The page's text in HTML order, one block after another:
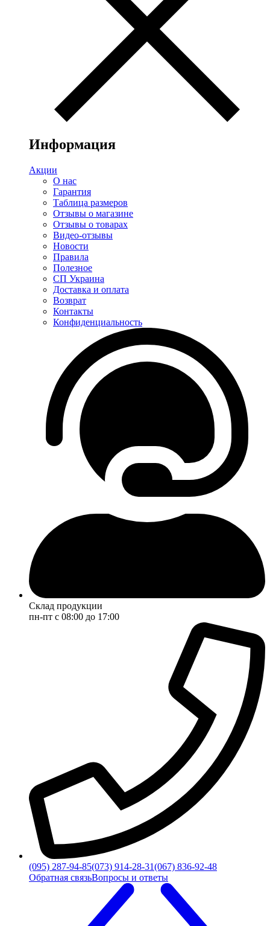
Информация
Акции
О нас
Гарантия
Таблица размеров
Отзывы о магазине
Отзывы о товарах
Видео-отзывы
Новости
Правила
Полезное
СП Украина
Доставка и оплата
Возврат
Контакты
Конфиденциальность
Склад продукции
пн-пт с 08:00 до 17:00
(095) 287-94-85(073) 914-28-31(067) 836-92-48
Обратная связьВопросы и ответы